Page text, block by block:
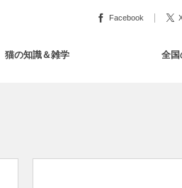
Facebook
猫の知識＆雑学 全国